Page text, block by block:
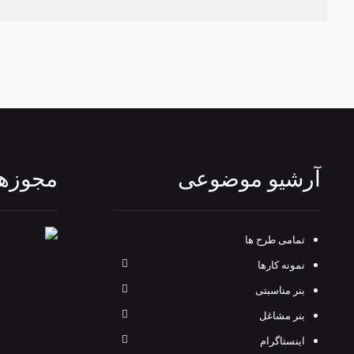
آرشیو موضوعی
تمامی طرح‌ ها
نمونه کارها
بنر مناسبتی
بنر مشاغل
اینستاگرام